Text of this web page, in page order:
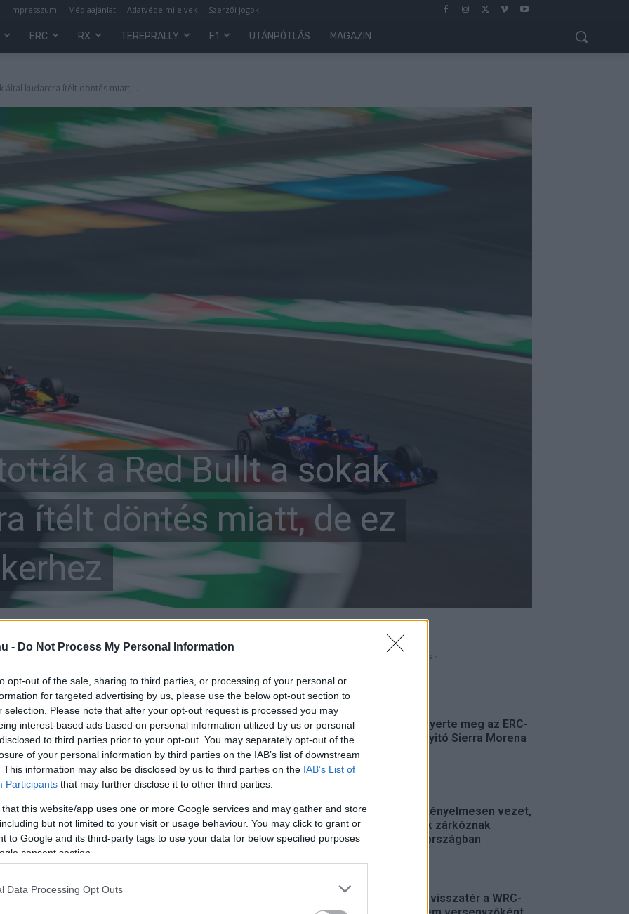
- Do Not Process My Personal Information
opt-out of the sale, sharing to third parties, or processing of your personal or
for targeted advertising by us, please use the below opt-out section to
selection. Please note that after your opt-out request is processed you may
interest-based ads based on personal information utilized by us or personal
to third parties prior to your opt-out. You may separately opt-out of the
of your personal information by third parties on the IAB’s list of downstream
This information may also be disclosed by us to third parties on the IAB’s List of
Participants that may further disclose it to other third parties.
that this website/app uses one or more Google services and may gather and store
but not limited to your visit or usage behaviour. You may click to grant or
to Google and its third-party tags to use your data for below specified purposes
consent section.
Data Processing Opt Outs
Impresszum Médiaajánlat Adatvédelmi elvek Szerzői jogok
ERC RX TEREPRALLY F1 UTÁNPÓTLÁS MAGAZIN
által kudarcra ítélt döntés miatt,...
a Red Bullt a sokak
ítélt döntés miatt, de ez
X Pinterest WhatsApp
tartották őket,amikorleszerződtek a
Az AlphaTauri leköszönő csapatfőnöke
könnyen lehet, hogy manapság már egy másik
annyira, mint így. Az viszont teljesen egyértelmű,
megszakítsák a Lewis Hamilton és a Mercedes
a világbajnokságot.
- Hirdetés -
FRISS
Suárez nyerte meg az ERC-
szezonnyitó Sierra Morena
Suárez kényelmesen vezet,
Németék zárkóznak
Spanyolországban
Munster visszatér a WRC-